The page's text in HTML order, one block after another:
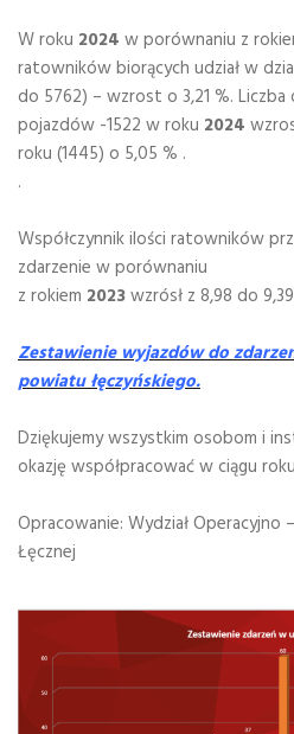
W roku 2024 w porównaniu z
ratowników biorących udział w
do 5762) – wzrost o 3,21 %.
pojazdów -1522 w roku 2024
roku (1445) o 5,05 % .
.
Współczynnik ilości ratowników
zdarzenie w porównaniu
z rokiem 2023wzrósł z 8,98 do
Zestawienie wyjazdów do
powiatu łęczyńskiego.
Dziękujemy wszystkim osobom i
okazję współpracować w ciągu
Opracowanie: Wydział Operacyjno
Łęcznej